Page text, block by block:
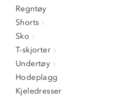
Regntøy
Shorts
Sko
T-skjorter
Undertøy
Hodeplagg
Kjeledresser